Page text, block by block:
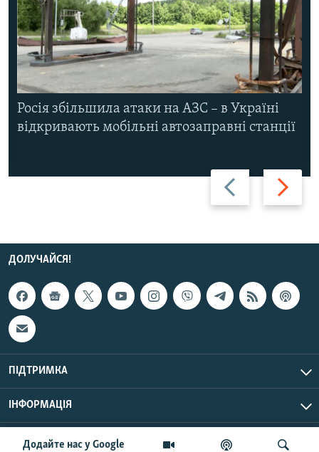
Додайте нас у Google
Назад Вперед
Росія збільшила атаки на АЗС – в Україні
відкривають мобільні автозаправні станції
ДОЛУЧАЙСЯ!
ПІДТРИМКА
ІНФОРМАЦІЯ
© Радіо Свобода, 2026 | Усі права застережено.
UTC+3